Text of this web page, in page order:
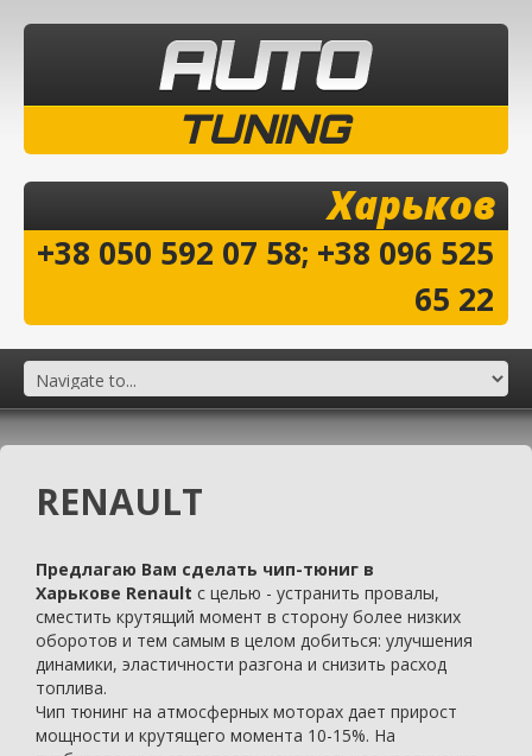
TUNING
Харьков
+38 050 592 07 58; +38 096 525
65 22
RENAULT
Предлагаю Вам сделать чип-тюниг в
Харькове Renault с целью - устранить провалы,
сместить крутящий момент в сторону более низких
оборотов и тем самым в целом добиться: улучшения
динамики, эластичности разгона и снизить расход
топлива.
Чип тюнинг на атмосферных моторах дает прирост
мощности и крутящего момента 10-15%. На